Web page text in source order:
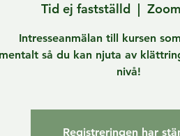
Tid ej fastställd
  |
Intresseanmälan till kursen
så du kan njuta av
nivå!
Registreringen har